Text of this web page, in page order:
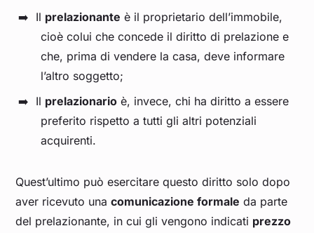
Il prelazionante è il proprietario dell’immobile,
cioè colui che concede il diritto di prelazione e
che, prima di vendere la casa, deve informare
l’altro soggetto;
Il prelazionario è, invece, chi ha diritto a essere
preferito rispetto a tutti gli altri potenziali
acquirenti.
Quest’ultimo può esercitare questo diritto solo dopo
aver ricevuto unacomunicazione formale da parte
del prelazionante, in cui gli vengono indicati prezzo